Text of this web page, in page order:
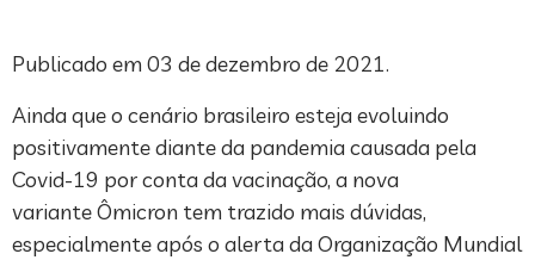
Publicado em 03 de dezembro de 2021.
Ainda que o cenário brasileiro esteja evoluindo
positivamente diante da pandemia causada pela
Covid-19 por conta da vacinação, a nova
variante Ômicron tem trazido mais dúvidas,
especialmente após o alerta da Organização Mundial